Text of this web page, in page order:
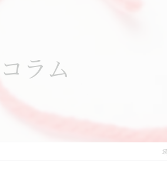
コラム